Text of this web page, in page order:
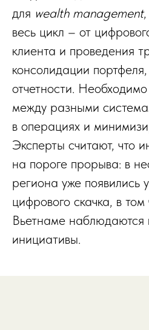
для wealth management
весь цикл – от
клиента и проведения
консолидации
отчетности.
между разными
в операциях и
Эксперты считают, что
на пороге прорыва: в
региона уже появились
цифрового скачка, в
Вьетнаме
инициативы.